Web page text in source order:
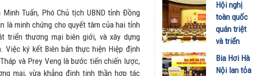
Tuấn, Phó Chủ tịch UBND tỉnh Đồng
là minh chứng cho quyết tâm của hai tỉnh
triển thương mại biên giới, và xây dựng
Việc ký kết Biên bản thực hiện Hiệp định
và Prey Veng là bước tiến chiến lược,
mại, vừa khẳng định tinh thần hợp tác
trung tâm
công
nghiệp -
sinh thái
tại Vũng
Hội nghị
toàn quốc
quán triệt
và triển
khai thực
hiện Nghị
Bia Hơi Hà
Nội lan tỏa